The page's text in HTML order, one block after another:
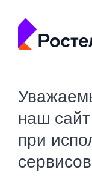
наш
при
сервисов